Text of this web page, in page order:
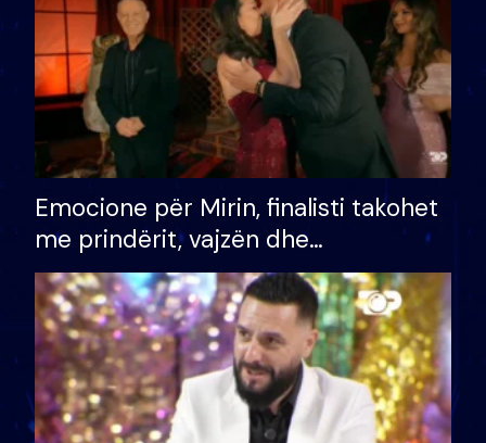
Emocione për Mirin, finalisti takohet
me prindërit, vajzën dhe
bashkëshorten: S’kemi ndonjë letër
divorci apo jo?